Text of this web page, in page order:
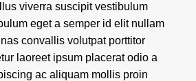
viverra suscipit vestibulum
eget a semper id elit nullam
convallis volutpat porttitor
laoreet ipsum placerat odio a
ac aliquam mollis proin